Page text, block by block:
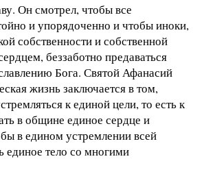
Он смотрел, чтобы все
и упорядоченно и чтобы иноки,
собственности и собственной
беззаботно предаваться
Бога. Святой Афанасий
жизнь заключается в том,
к единой цели, то есть к
в общине единое сердце и
в едином устремлении всей
единое тело со многими